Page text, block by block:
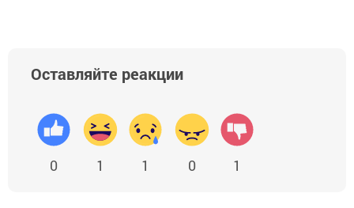
Оставляйте реакции
0 1 1 0 1